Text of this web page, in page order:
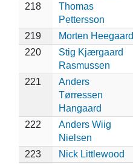
218
Thomas
Pettersson
219
Morten Heegaard
220
Stig Kjærgaard
Rasmussen
221
Anders
Tørressen
Hangaard
222
Anders Wiig
Nielsen
223 Nick Littlewood